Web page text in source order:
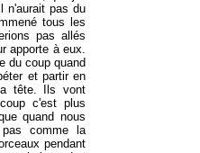
n'aurait pas du
tous les
pas allés
apporte à eux.
du coup quand
et partir en
tête. Ils vont
c'est plus
quand nous
comme la
pendant